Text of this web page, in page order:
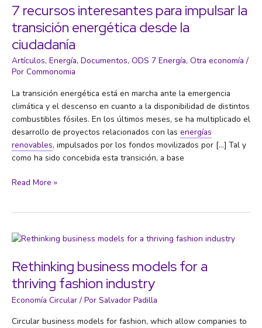
7 recursos interesantes para impulsar la
transición energética desde la
ciudadanía
Artículos, Energía, Documentos, ODS 7 Energía, Otra economía /
Por Commonomia
La transición energética está en marcha ante la emergencia
climática y el descenso en cuanto a la disponibilidad de distintos
combustibles fósiles. En los últimos meses, se ha multiplicado el
desarrollo de proyectos relacionados con las energías
renovables, impulsados por los fondos movilizados por […] Tal y
como ha sido concebida esta transición, a base
7
impulsar
transición
energética
desde
la
Read More »
Rethinking business models for a
thriving fashion industry
Economía Circular / Por Salvador Padilla
Circular business models for fashion, which allow companies to